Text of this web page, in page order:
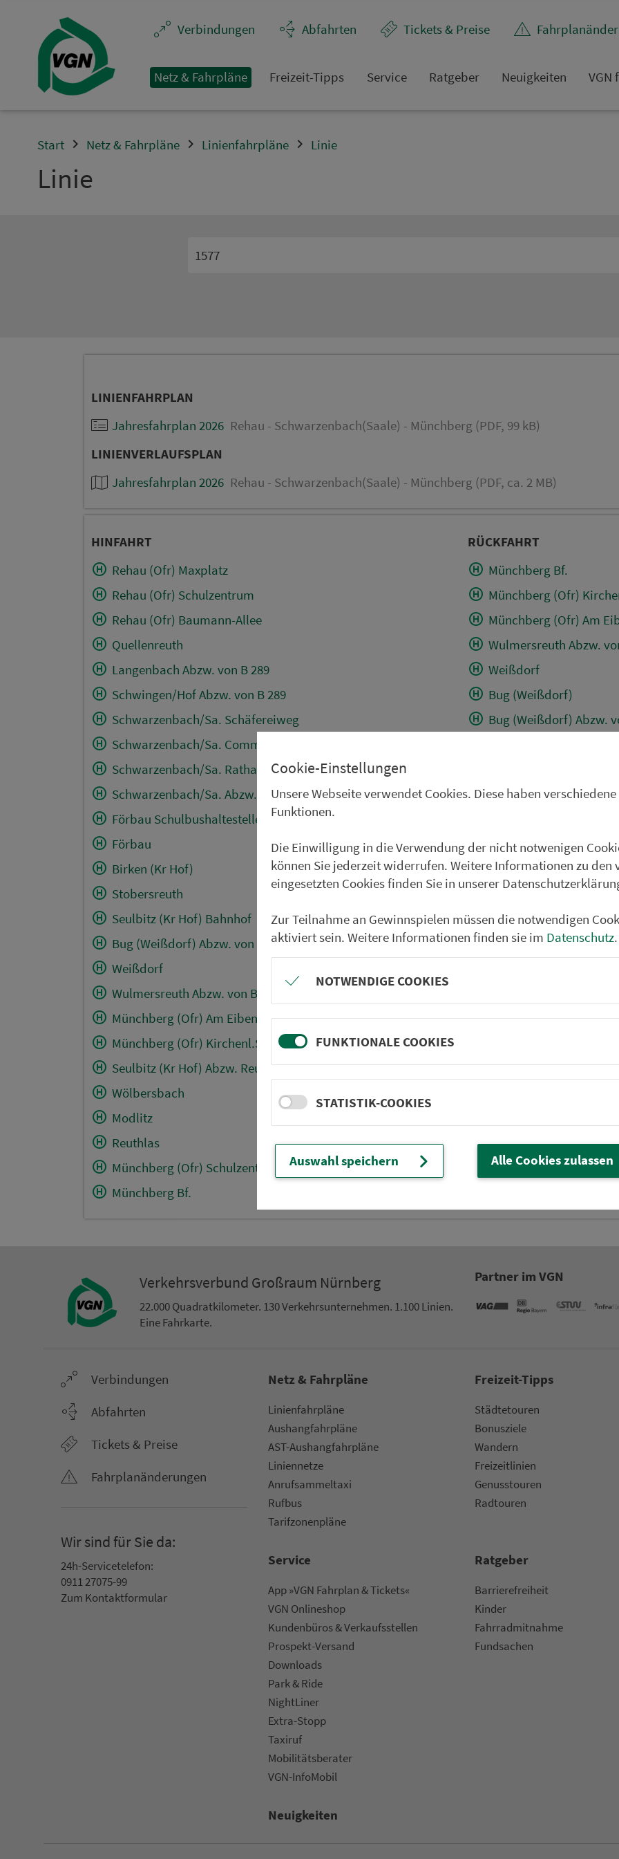
Ver­bin­dungen
Abfahrten Tickets & Preise
Netz & Fahrpläne Frei­zeit-Tipps Service Rat­ge­ber Neuigkeiten VGN
Start Netz & Fahrpläne Linienfahrpläne Linie
Linie
LINIENFAHRPLAN
Jahresfahrplan 2026 Rehau - Schwarzenbach(Saale) - Münchberg (PDF, 99 kB)
LINIENVERLAUFSPLAN
Jahresfahrplan 2026 Rehau - Schwarzenbach(Saale) - Münchberg (PDF, ca. 2 MB)
HINFAHRT
Rehau (Ofr) Maxplatz
Rehau (Ofr) Schulzentrum
Rehau (Ofr) Baumann-Allee
Quellenreuth
Langenbach Abzw. von B 289
Schwingen/Hof Abzw. von B 289
Schwarzenbach/Sa. Schäfereiweg
Schwarzenbach/Sa. Commerzbank
Schwarzenbach/Sa. Rathaus
Schwarzenbach/Sa. Abzw. Förbau
Förbau Schulbushaltestelle
Förbau
Birken (Kr Hof)
Stobersreuth
Seulbitz (Kr Hof) Bahnhof
Bug (Weißdorf) Abzw. von B 289
Weißdorf
Wulmersreuth Abzw. von B 289
Münchberg (Ofr) Am Eibenberg
Münchberg (Ofr) Kirchenl.Str.
Seulbitz (Kr Hof) Abzw. Reutlas
Wölbersbach
Modlitz
Reuthlas
Münchberg (Ofr) Schulzentrum
Münchberg Bf.
RÜCKFAHRT
Münchberg Bf.
Münchberg (Ofr)
Münchberg (Ofr) Am
Wulmersreuth Abzw.
Weißdorf
Bug (Weißdorf)
Bug (Weißdorf) Abzw.
Reuthlas
Wölbersbach
Seulbitz (Kr Hof) Abzw.
Stobersreuth
Förbau
Förbau
Schwarzenbach/Sa.
Schwarzenbach/Sa.
Schwarzenbach/Sa.
Schwingen/Hof Abzw.
Rehau (Ofr)
Rehau (Ofr) Bahnhof
Ver­kehrs­ver­bund Groß­raum Nürn­berg
22.000 Qua­drat­ki­lo­me­ter. 130 Ver­kehrs­un­ter­neh­men. 1.100 Linien.
Eine Fahr­kar­te.
Partner im VGN
Ver­bin­dungen
Abfahrten
Tickets & Preise
Fahr­plan­ände­rungen
Wir sind für Sie da:
24h-Ser­vice­te­le­fon:
0911 27075-99
Zum Kon­taktformular
Netz & Fahrpläne
Li­ni­en­fahr­plä­ne
Aus­hang­fahr­plä­ne
AST-Aus­hang­fahr­plä­ne
Li­ni­en­netze
An­ruf­sam­mel­taxi
Rufbus
Ta­rif­zo­nen­plä­ne
Frei­zeit-Tipps
Städtetouren
Bonusziele
Wandern
Frei­zeit­li­ni­en
Genusstouren
Radtouren
Service
App »VGN Fahrplan & Tickets«
VGN On­line­shop
Kun­den­bü­ros & Ver­kaufs­stel­len
Prospekt-Versand
Downloads
Park & Ride
NightLiner
Extra-Stopp
Taxiruf
Mo­bi­li­täts­be­ra­ter
VGN-InfoMobil
Rat­ge­ber
Bar­ri­e­re­frei­heit
Kinder
Fahr­rad­mit­nah­me
Fund­sachen
Neuigkeiten
Cookie-Einstellungen
Unsere Webseite verwendet Cookies. Diese haben verschiedene
Funktionen.
Die Einwilligung in die Verwendung der nicht notwenigen
können Sie jederzeit widerrufen. Weitere Informationen zu den
eingesetzten Cookies finden Sie in unserer
Zur Teilnahme an Gewinnspielen müssen die notwendigen
aktiviert sein. Weitere Informationen finden sie im Datenschutz.
NOTWENDIGE COOKIES
FUNKTIONALE COOKIES
STATISTIK-COOKIES
Auswahl speichern Alle Cookies zulassen